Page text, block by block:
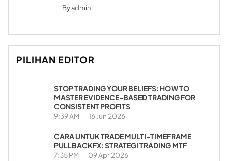
Byadmin
PILIHAN EDITOR
STOP TRADING YOUR BELIEFS: HOW TO
MASTER EVIDENCE-BASED TRADING FOR
CONSISTENT PROFITS
9:39 AM 16 Jun 2026
CARA UNTUK TRADE MULTI-TIMEFRAME
PULLBACKFX: STRATEGI TRADING MTF
7:35 PM 09 Apr 2026